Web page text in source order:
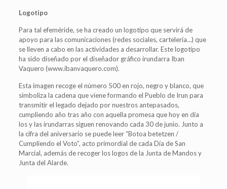
Logotipo
Para tal efeméride, se ha creado un logotipo que servirá de
apoyo para las comunicaciones (redes sociales, cartelería…) que
se lleven a cabo en las actividades a desarrollar. Este logotipo
ha sido diseñado por el diseñador gráfico irundarra Iban
Vaquero (www.ibanvaquero.com).
Esta imagen recoge el número 500 en rojo, negro y blanco, que
simboliza la cadena que viene formando el Pueblo de Irun para
transmitir el legado dejado por nuestros antepasados,
cumpliendo año tras año con aquella promesa que hoy en día
los y las irundarras siguen renovando cada 30 de junio. Junto a
la cifra del aniversario se puede leer “Botoa betetzen /
Cumpliendo el Voto”, acto primordial de cada Día de San
Marcial, además de recoger los logos de la Junta de Mandos y
Junta del Alarde.